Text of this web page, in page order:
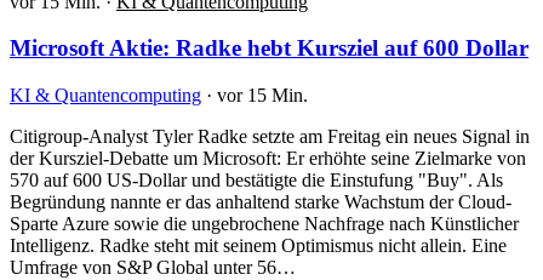
Microsoft Aktie: Radke hebt Kursziel auf 600 Dollar
KI & Quantencomputing · vor 15 Min.
Citigroup-Analyst Tyler Radke setzte am Freitag ein neues Signal in
der Kursziel-Debatte um Microsoft: Er erhöhte seine Zielmarke von
570 auf 600 US-Dollar und bestätigte die Einstufung "Buy". Als
Begründung nannte er das anhaltend starke Wachstum der Cloud-
Sparte Azure sowie die ungebrochene Nachfrage nach Künstlicher
Intelligenz. Radke steht mit seinem Optimismus nicht allein. Eine
Umfrage von S&P Global unter 56…